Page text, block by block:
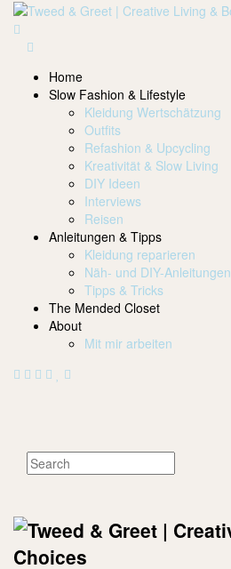
Home
Slow Fashion & Lifestyle
Kleidung Wertschätzung
Outfits
Refashion & Upcycling
Kreativität & Slow Living
DIY Ideen
Interviews
Reisen
Anleitungen & Tipps
Kleidung reparieren
Näh- und DIY-Anleitungen
Tipps & Tricks
The Mended Closet
About
Mit mir arbeiten